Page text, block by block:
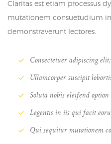
Claritas est etiam processus
mutationem consuetudium
demonstraverunt lectores.
Consectetuer adipiscing elit;
Ullamcorper suscipit
Soluta nobis eleifend option
Legentis in iis qui facit
Qui sequitur mutationem